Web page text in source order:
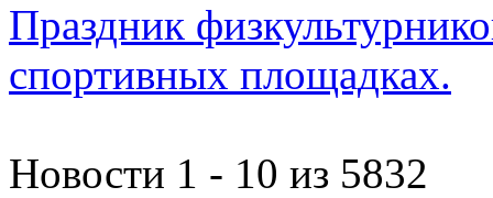
Праздник
спортивных площадках.
Новости 1 - 10 из 5832